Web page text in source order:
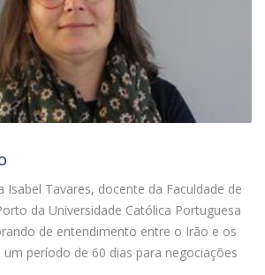
Isabel Tavares, docente da Faculdade de
da Universidade Católica Portuguesa
de entendimento entre o Irão e os
um período de 60 dias para negociações